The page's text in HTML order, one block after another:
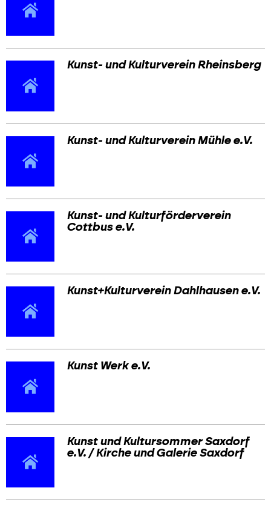
Kunst- und Kulturverein Rheinsberg
Kunst- und Kulturverein Mühle e.V.
Kunst- und Kulturförderverein
Cottbus e.V.
Kunst+Kulturverein Dahlhausen e.V.
Kunst Werk e.V.
Kunst und Kultursommer Saxdorf
e.V. / Kirche und Galerie Saxdorf